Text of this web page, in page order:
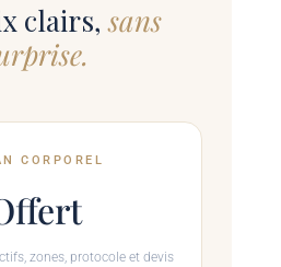
clairs,sans
CORPOREL
zones, protocole et devis